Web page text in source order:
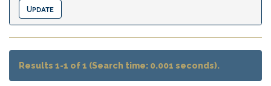
Results 1-1 of 1 (Search time: 0.001 seconds).